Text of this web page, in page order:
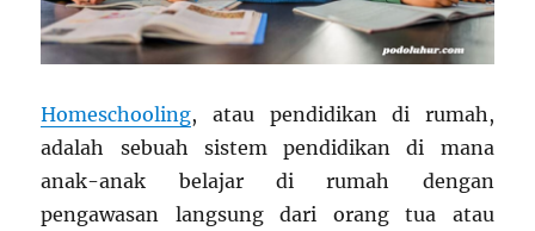
Homeschooling, atau pendidikan di rumah,
adalah sebuah sistem pendidikan di mana
anak-anak belajar di rumah dengan
pengawasan langsung dari orang tua atau